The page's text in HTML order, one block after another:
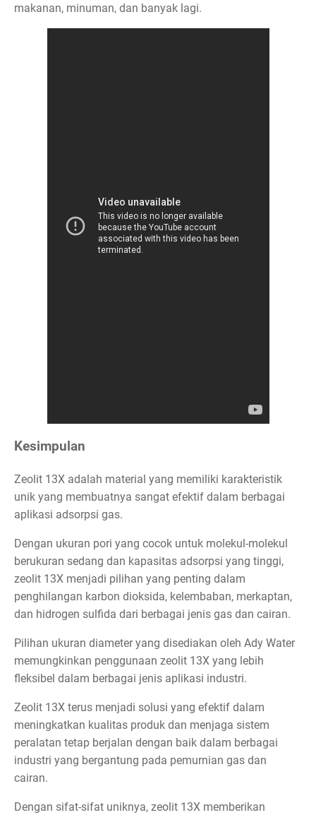
makanan, minuman, dan banyak lagi.
Kesimpulan
Zeolit 13X adalah material yang memiliki karakteristik
unik yang membuatnya sangat efektif dalam berbagai
aplikasi adsorpsi gas.
Dengan ukuran pori yang cocok untuk molekul-molekul
berukuran sedang dan kapasitas adsorpsi yang tinggi,
zeolit 13X menjadi pilihan yang penting dalam
penghilangan karbon dioksida, kelembaban, merkaptan,
dan hidrogen sulfida dari berbagai jenis gas dan cairan.
Pilihan ukuran diameter yang disediakan oleh Ady Water
memungkinkan penggunaan zeolit 13X yang lebih
fleksibel dalam berbagai jenis aplikasi industri.
Zeolit 13X terus menjadi solusi yang efektif dalam
meningkatkan kualitas produk dan menjaga sistem
peralatan tetap berjalan dengan baik dalam berbagai
industri yang bergantung pada pemurnian gas dan
cairan.
Dengan sifat-sifat uniknya, zeolit 13X memberikan